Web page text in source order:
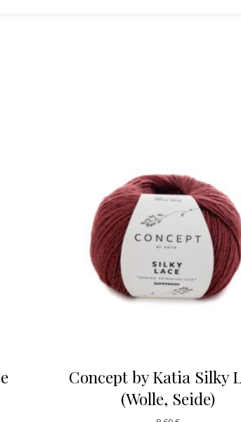
sortiert
Concept by Katia Silky
(Wolle, Seide)